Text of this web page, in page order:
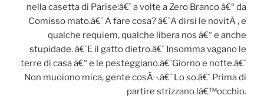
nella casetta di Parise:â€¨ a volte a Zero Branco â€“ da
Comisso mato.â€¨ A fare cosa? â€¨A dirsi le novitÃ , e
qualche requiem, qualche libera nos â€“ e anche
stupidade. â€¨E il gatto dietro.â€¨ Insomma vagano le
terre di casa â€“ e le pesteggiano.â€¨Giorno e notte.â€¨
Non muoiono mica, gente cosÃ¬.â€¨ Lo so.â€¨ Prima di
partire strizzano lâ€™occhio.